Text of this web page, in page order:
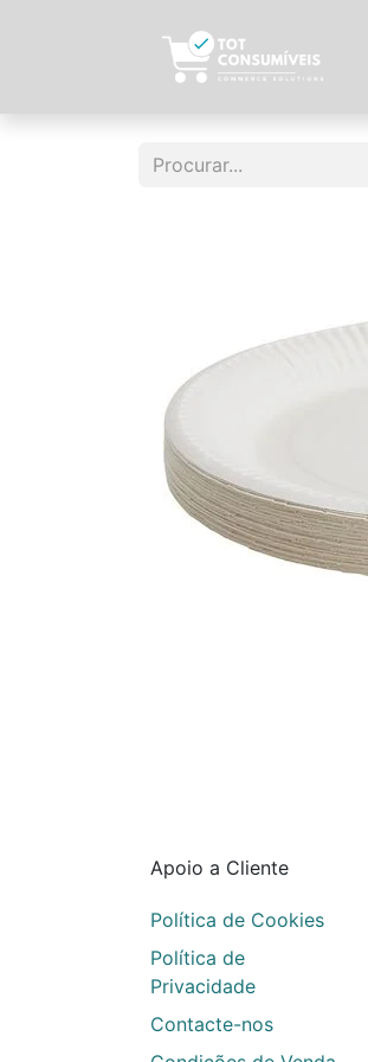
Apoio a Cliente
Política de Cookies
Política de
Privacidade
Contacte-nos